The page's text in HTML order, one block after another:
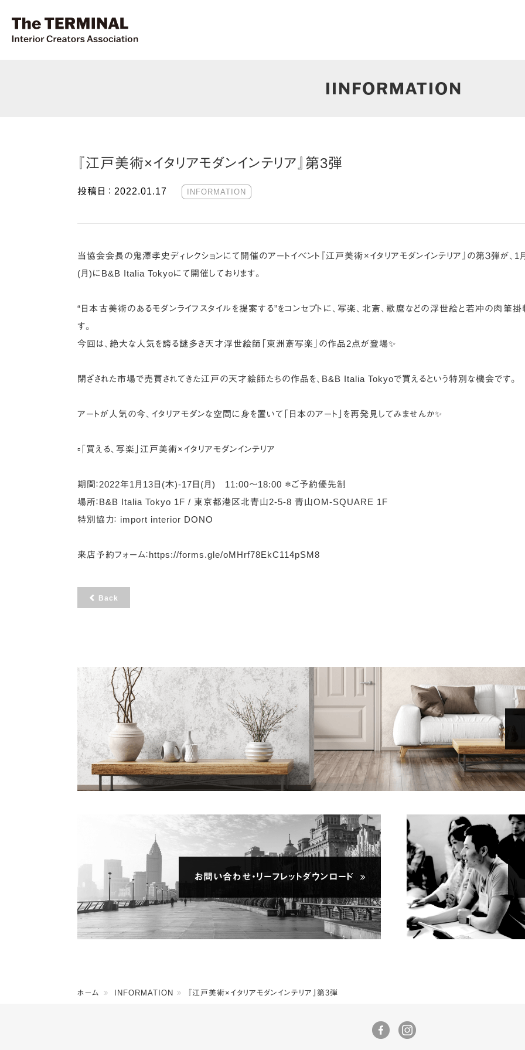
IINFORMATION
『江戸美術×イタリアモダンインテリア』第3弾
投稿日 ： 2022.01.17 INFORMATION
当協会会長の鬼澤孝史ディレクションにて開催のアートイベント『江戸美術×イタリアモダンインテリア』の第３弾が、
(月)にB&B Italia Tokyoにて開催しております。
“日本古美術のあるモダンライフスタイルを提案する”をコンセプトに、写楽、北斎、歌麿などの浮世絵と若冲の肉筆
す。
今回は、絶大な人気を誇る謎多き天才浮世絵師「東洲斎写楽」の作品2点が登場✨
閉ざされた市場で売買されてきた江戸の天才絵師たちの作品を、B&B Italia Tokyoで買えるという特別な機会です。
アートが人気の今、イタリアモダンな空間に身を置いて「日本のアート」を再発見してみませんか✨
▫️「買える、写楽」江戸美術×イタリアモダンインテリア
期間：2022年1月13日(木)-17日(月) 11:00〜18:00 ＊ご予約優先制
場所：B&B Italia Tokyo 1F / 東京都港区北青山2-5-8 青山OM-SQUARE 1F
特別協力： import interior DONO
来店予約フォーム：https://forms.gle/oMHrf78EkC114pSM8
Back
お問い合わせ・リーフレットダウンロード
ホーム INFORMATION 『江戸美術×イタリアモダンインテリア』第3弾